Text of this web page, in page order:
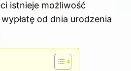
istnieje możliwość
od dnia urodzenia